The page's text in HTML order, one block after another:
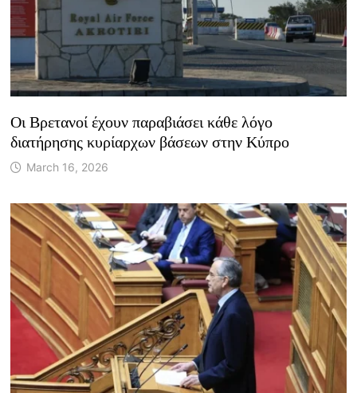
Οι Βρετανοί έχουν παραβιάσει κάθε λόγο
διατήρησης κυρίαρχων βάσεων στην Κύπρο
March 16, 2026